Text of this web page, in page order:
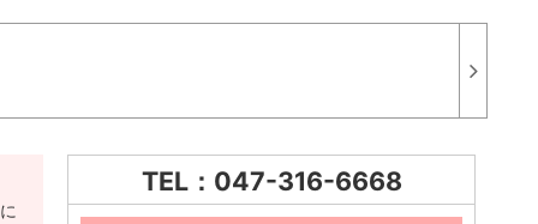
TEL：047-316-6668